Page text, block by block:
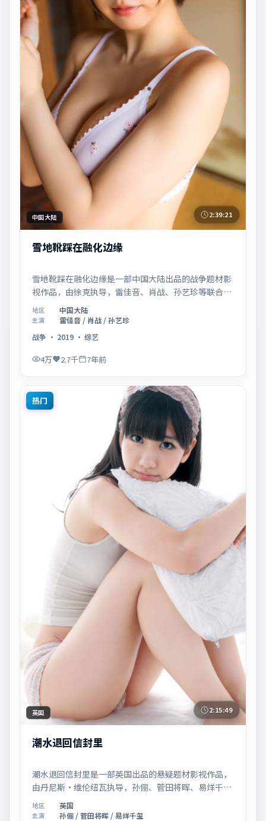
中国大陆 2:39:21
雪地靴踩在融化边缘
雪地靴踩在融化边缘是一部中国大陆出品的战争题材影
视作品，由徐克执导，雷佳音、肖战、孙艺珍等联合主
演，于2019年07月26日在院线首映。影片围绕「记忆
拼图里的真相碎片」展开叙事，镜头语言克制而富有张
力，节奏起伏得当，人物弧光完整；配乐与场面调度强
化了类型片的观感体验，亦留有可供解读的细节空间，
适合关注现实主义叙事与人物关系的观众观看与收藏。
地区 中国大陆
主演
雷佳音 / 肖战 / 孙艺珍
战争 · 2019 · 综艺
4万 2.7千 7年前
热门
英国 2:15:49
潮水退回信封里
潮水退回信封里是一部英国出品的悬疑题材影视作品，
由丹尼斯·维伦纽瓦执导，孙俪、菅田将晖、易烊千玺
等联合主演，于2025年07月02日在院线首映。影片围
绕「记忆拼图里的真相碎片」展开叙事，镜头语言克制
地区 英国
主演
孙俪 / 菅田将晖 / 易烊千玺